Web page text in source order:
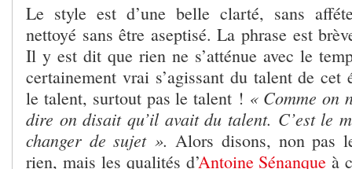
Le style est d’une belle clarté, sans
nettoyé sans être aseptisé. La phrase est
Il y est dit que rien ne s’atténue avec le
certainement vrai s’agissant du talent de cet
le talent, surtout pas le talent ! « Comme on
dire on disait qu’il avait du talent. C’est le
changer de sujet ». Alors disons, non pas
rien, mais les qualités d’Antoine Sénanqueà